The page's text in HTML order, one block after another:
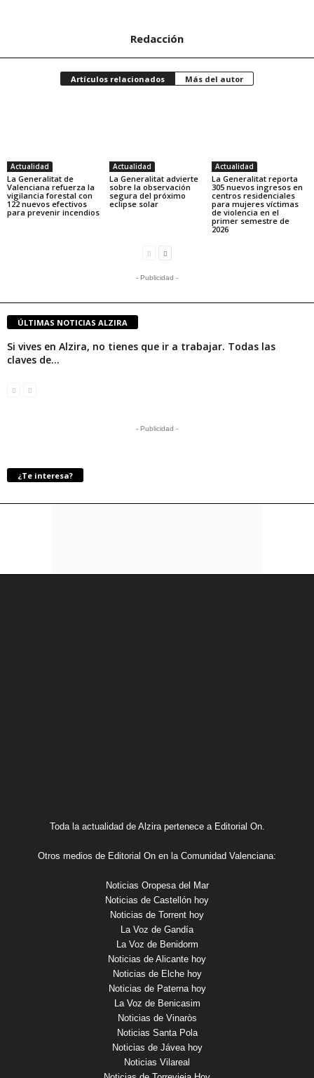
Redacción
Artículos relacionados Más del autor
Actualidad
La Generalitat de
Valenciana refuerza la
vigilancia forestal con
122 nuevos efectivos
para prevenir incendios
Actualidad
La Generalitat advierte
sobre la observación
segura del próximo
eclipse solar
Actualidad
La Generalitat reporta
305 nuevos ingresos en
centros residenciales
para mujeres víctimas
de violencia en el
primer semestre de
2026
- Publicidad -
ÚLTIMAS NOTICIAS ALZIRA
Si vives en Alzira, no tienes que ir a trabajar. Todas las
claves de...
- Publicidad -
¿Te interesa?
Toda la actualidad de Alzira pertenece a Editorial On.
Otros medios de Editorial On en la Comunidad Valenciana:
Noticias Oropesa del Mar
Noticias de Castellón hoy
Noticias de Torrent hoy
La Voz de Gandía
La Voz de Benidorm
Noticias de Alicante hoy
Noticias de Elche hoy
Noticias de Paterna hoy
La Voz de Benicasim
Noticias de Vinaròs
Noticias Santa Pola
Noticias de Jávea hoy
Noticias Vilareal